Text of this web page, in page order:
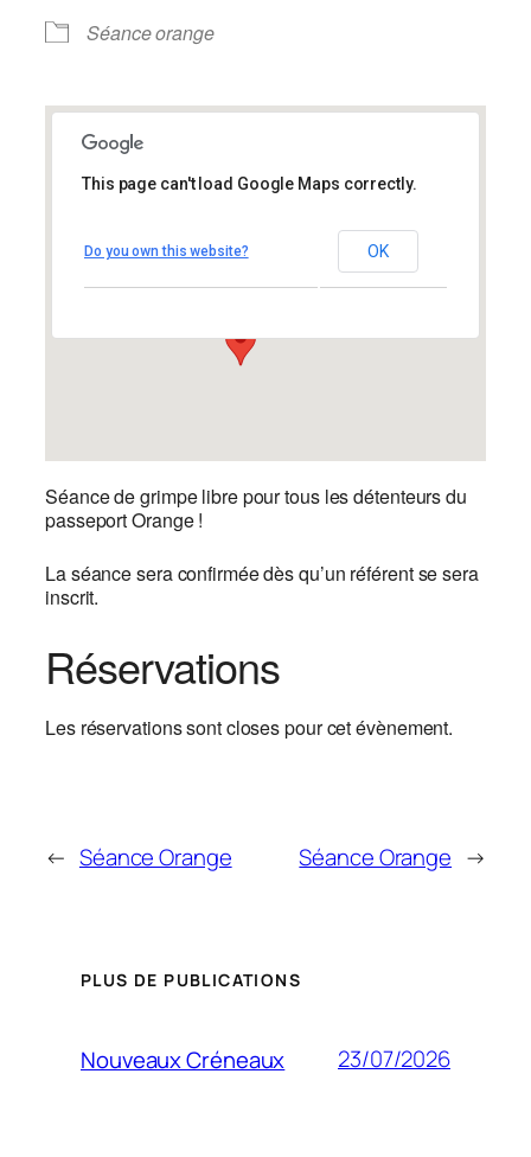
Séance orange
Gymnase du Belvédère
65 Bis Rue Gambetta – Suresnes
Évènements
This page can't load Google Maps correctly.
Do you own this website? OK
Séance de grimpe libre pour tous les détenteurs du
passeport Orange !
La séance sera confirmée dès qu’un référent se sera
inscrit.
Réservations
Les réservations sont closes pour cet évènement.
← Séance Orange Séance Orange →
PLUS DE PUBLICATIONS
Nouveaux Créneaux 23/07/2026